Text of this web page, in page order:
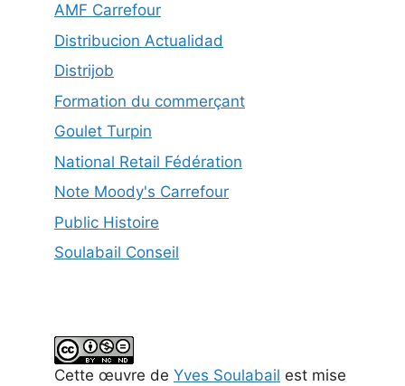
AMF Carrefour
Distribucion Actualidad
Distrijob
Formation du commerçant
Goulet Turpin
National Retail Fédération
Note Moody's Carrefour
Public Histoire
Soulabail Conseil
Cette œuvre de Yves Soulabail est mise